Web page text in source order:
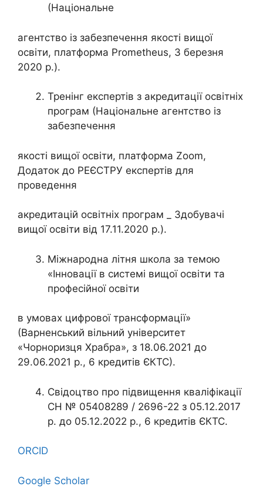
(Національне
агентство із забезпечення якості вищої
освіти, платформа Prometheus, 3 березня
2020 р.).
Тренінг експертів з акредитації освітніх
програм (Національне агентство із
забезпечення
якості вищої освіти, платформа Zoom,
Додаток до РЕЄСТРУ експертів для
проведення
акредитацій освітніх програм _ Здобувачі
вищої освіти від 17.11.2020 р.).
Міжнародна літня школа за темою
«Інновації в системі вищої освіти та
професійної освіти
в умовах цифрової трансформації»
(Варненський вільний університет
«Чорноризця Храбра», з 18.06.2021 до
29.06.2021 р., 6 кредитів ЄКТС).
Свідоцтво про підвищення кваліфікації
СН № 05408289 / 2696-22 з 05.12.2017
р. до 05.12.2022 р., 6 кредитів ЄКТС.
ORCID
Google Scholar